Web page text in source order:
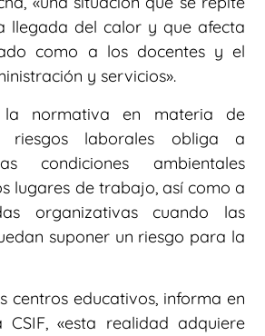
llegada del calor y que afecta
como a los docentes y el
y servicios».
la normativa en materia de
riesgos laborales obliga a
condiciones ambientales
lugares de trabajo, así como a
organizativas cuando las
suponer un riesgo para la
centros educativos, informa en
«esta realidad adquiere